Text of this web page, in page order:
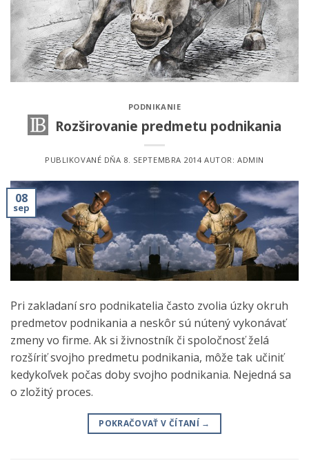
PODNIKANIE
Rozširovanie predmetu podnikania
PUBLIKOVANÉ DŇA 8. SEPTEMBRA 2014AUTOR:ADMIN
08
sep
Pri zakladaní sro podnikatelia často zvolia úzky okruh
predmetov podnikania a neskôr sú nútený vykonávať
zmeny vo firme. Ak si živnostník či spoločnosť želá
rozšíriť svojho predmetu podnikania, môže tak učiniť
kedykoľvek počas doby svojho podnikania. Nejedná sa
o zložitý proces.
POKRAČOVAŤ V ČÍTANÍ →